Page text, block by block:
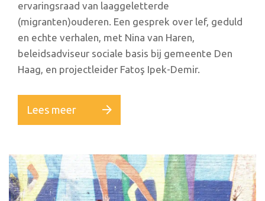
ervaringsraad van laaggeletterde
(migranten)ouderen. Een gesprek over lef, geduld
en echte verhalen, met Nina van Haren,
beleidsadviseur sociale basis bij gemeente Den
Haag, en projectleider Fatoş Ipek-Demir.
Lees meer